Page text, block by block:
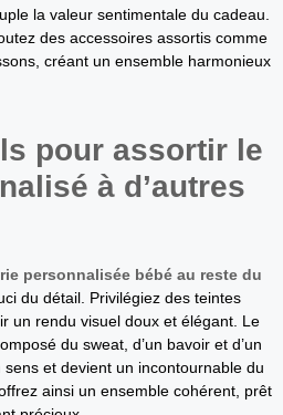
la valeur sentimentale du cadeau.
des accessoires assortis comme
créant un ensemble harmonieux
pour assortir le
à d’autres
personnalisée bébé au reste du
du détail. Privilégiez des teintes
un rendu visuel doux et élégant. Le
du sweat, d’un bavoir et d’un
et devient un incontournable du
ainsi un ensemble cohérent, prêt